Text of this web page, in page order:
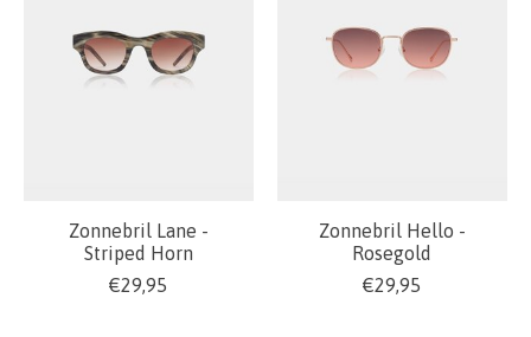
Zonnebril Lane -
Striped Horn
€29,95
Zonnebril Hello -
Rosegold
€29,95